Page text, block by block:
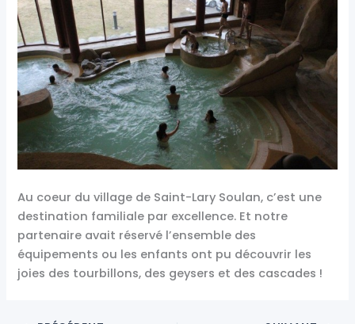
Au coeur du village de Saint-Lary Soulan, c’est une
destination familiale par excellence. Et notre
partenaire avait réservé l’ensemble des
équipements ou les enfants ont pu découvrir les
joies des tourbillons, des geysers et des cascades !